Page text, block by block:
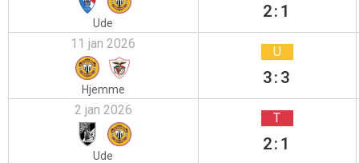
Ude
2:1
11 jan 2026
Hjemme
U
3:3
2 jan 2026
Ude
T
2:1